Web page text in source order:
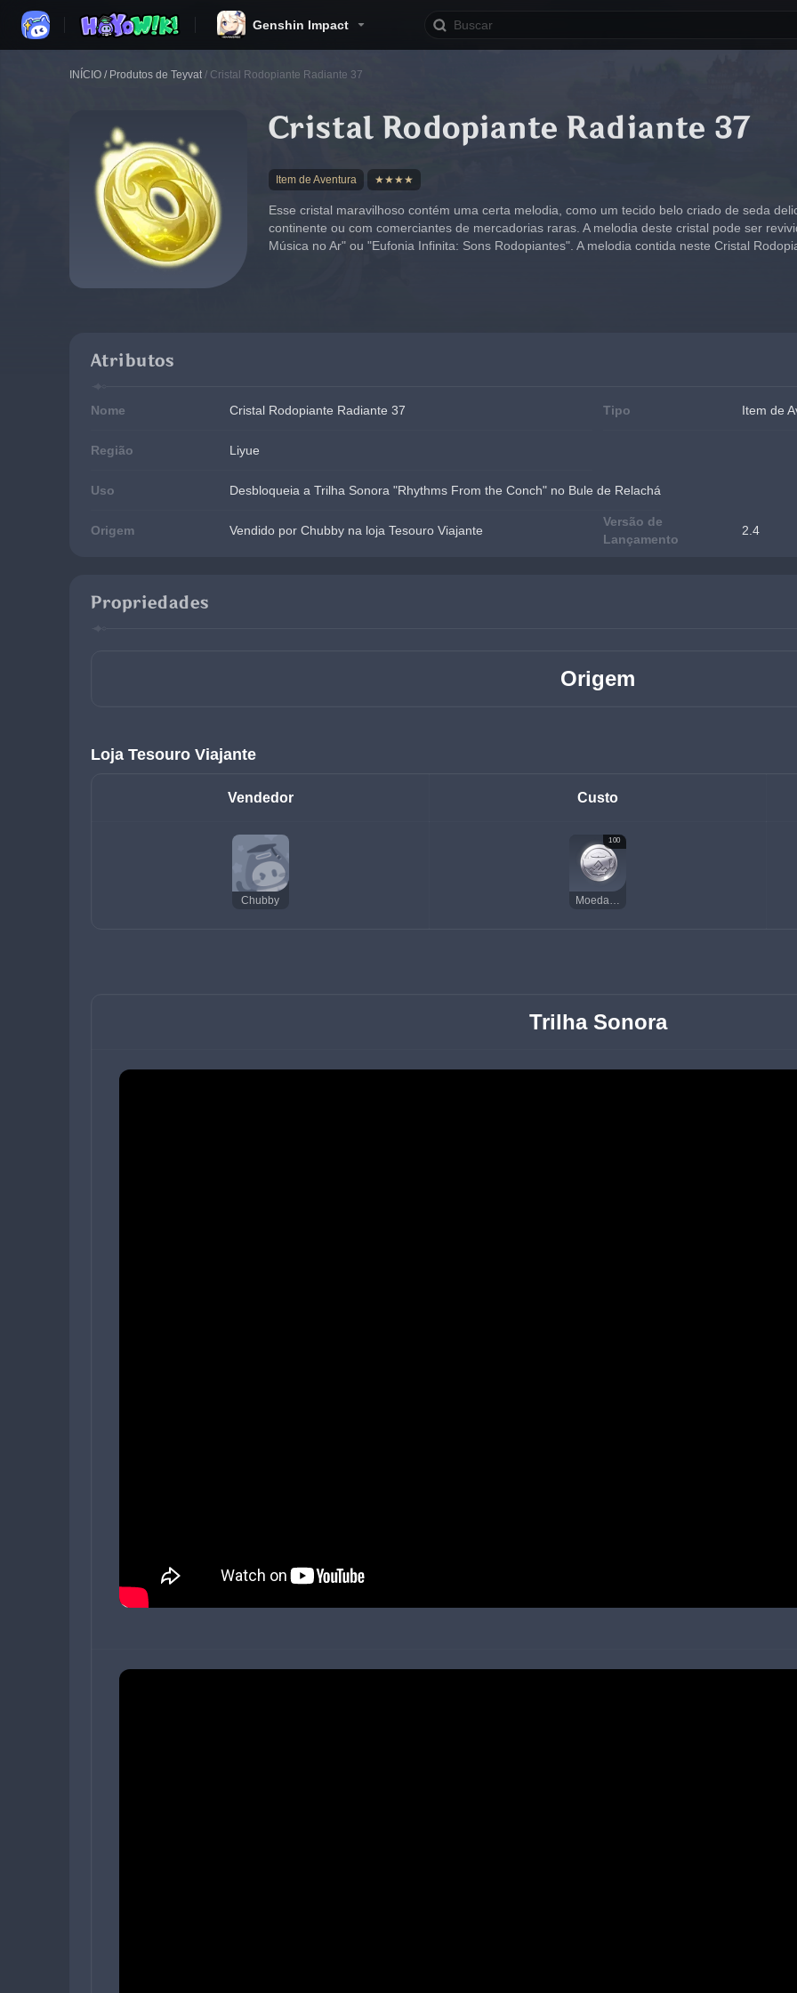
Genshin Impact
INÍCIO / Produtos de Teyvat / Cristal Rodopiante Radiante 37
Cristal Rodopiante Radiante 37
Item de Aventura ★★★★
Esse cristal maravilhoso contém uma certa melodia, como um tecido belo criado de seda
continente ou com comerciantes de mercadorias raras. A melodia deste cristal pode ser
Música no Ar" ou "Eufonia Infinita: Sons Rodopiantes". A melodia contida neste Cristal
Atributos
Nome Cristal Rodopiante Radiante 37 Tipo Item de
Região Liyue
Uso Desbloqueia a Trilha Sonora "Rhythms From the Conch" no Bule de Relachá
Origem Vendido por Chubby na loja Tesouro Viajante
Versão de
Lançamento
2.4
Propriedades
Origem
Loja Tesouro Viajante
Vendedor Custo
Chubby
100
Moeda do Paraíso
Trilha Sonora